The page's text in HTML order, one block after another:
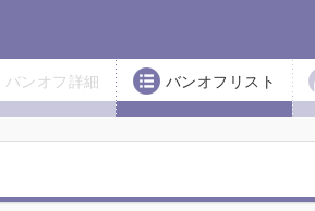
バンオフ詳細 バンオフリスト